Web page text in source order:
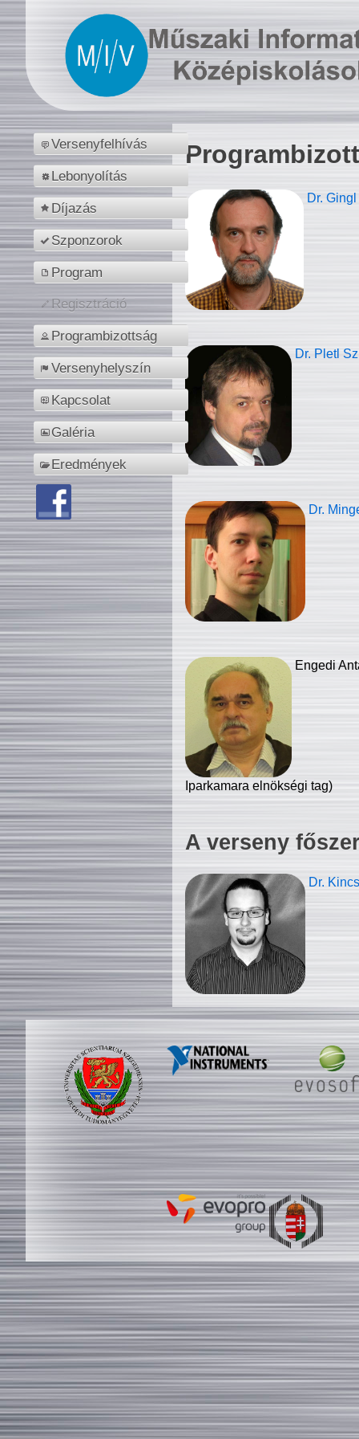
Versenyfelhívás
Lebonyolítás
Díjazás
Szponzorok
Program
Regisztráció
Programbizottság
Versenyhelyszín
Kapcsolat
Galéria
Eredmények
Dr.
Dr. Pletl
Dr.
Engedi
Iparkamara elnökségi tag)
A verseny
Dr.